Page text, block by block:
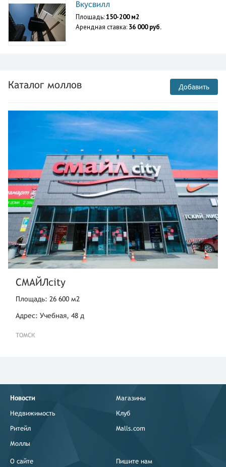
Вкусвилл
Площадь:150-200 м2
Арендная ставка: 36 000 руб.
Каталог моллов Добавить
СМАЙЛcity
Площадь: 26 600 м2
Адрес: Учебная, 48 д
ТОМСК
Новости
Недвижимость
Ритейл
Моллы
Магазины
Клуб
Malls.com
О сайте Пишите нам